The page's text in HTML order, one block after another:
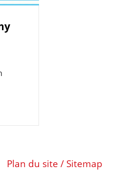
Plan du site / Sitemap